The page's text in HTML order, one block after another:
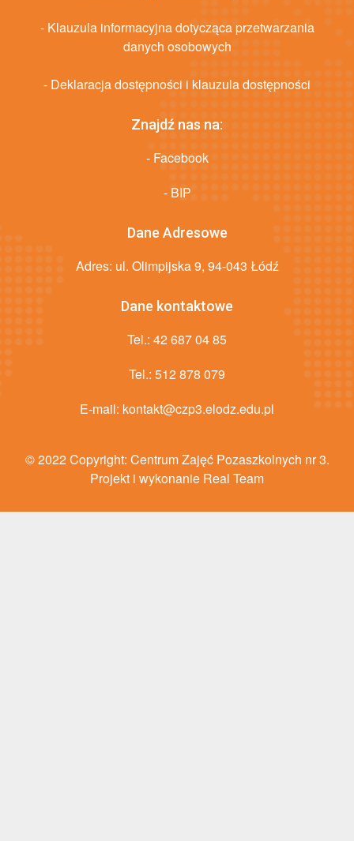
- Klauzula informacyjna dotycząca przetwarzania
danych osobowych
- Deklaracja dostępności i klauzula dostępności
Znajdź nas na:
- Facebook
- BIP
Dane Adresowe
Adres: ul. Olimpijska 9, 94-043 Łódź
Dane kontaktowe
Tel.: 42 687 04 85
Tel.: 512 878 079
E-mail: kontakt@czp3.elodz.edu.pl
© 2022 Copyright: Centrum Zajęć Pozaszkolnych nr 3.
Projekt i wykonanie Real Team